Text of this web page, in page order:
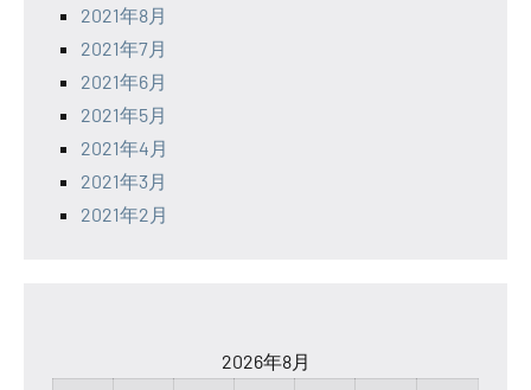
2021年8月
2021年7月
2021年6月
2021年5月
2021年4月
2021年3月
2021年2月
2026年8月